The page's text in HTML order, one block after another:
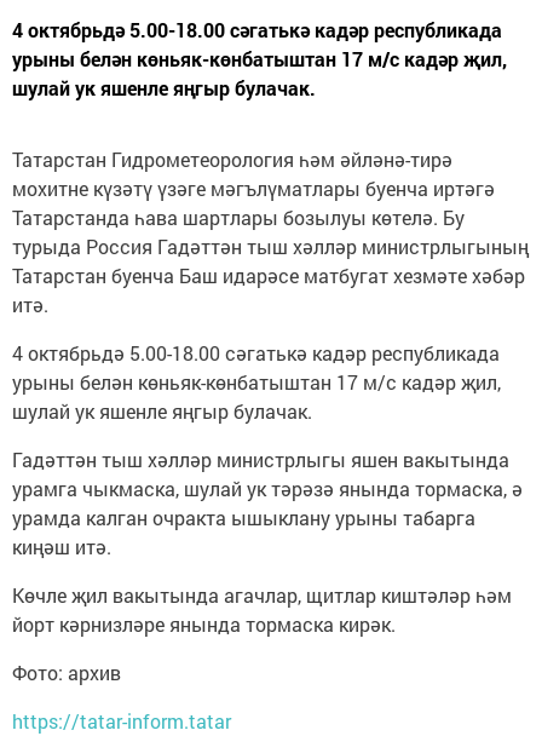
4 октябрьдә 5.00-18.00 сәгатькә кадәр республикада
урыны белән көньяк-көнбатыштан 17 м/с кадәр җил,
шулай ук яшенле яңгыр булачак.
Татарстан Гидрометеорология һәм әйләнә-тирә
мохитне күзәтү үзәге мәгълүматлары буенча иртәгә
Татарстанда һава шартлары бозылуы көтелә. Бу
турыда Россия Гадәттән тыш хәлләр министрлыгының
Татарстан буенча Баш идарәсе матбугат хезмәте хәбәр
итә.
4 октябрьдә 5.00-18.00 сәгатькә кадәр республикада
урыны белән көньяк-көнбатыштан 17 м/с кадәр җил,
шулай ук яшенле яңгыр булачак.
Гадәттән тыш хәлләр министрлыгы яшен вакытында
урамга чыкмаска, шулай ук тәрәзә янында тормаска, ә
урамда калган очракта ышыклану урыны табарга
киңәш итә.
Көчле җил вакытында агачлар, щитлар киштәләр һәм
йорт кәрнизләре янында тормаска кирәк.
Фото: архив
https://tatar-inform.tatar